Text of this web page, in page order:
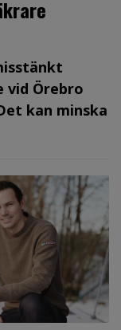
vid Örebro
kan minska